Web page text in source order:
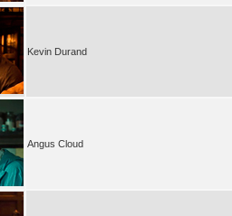
Kevin Durand
Angus Cloud